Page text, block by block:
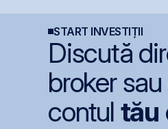
START INVESTIȚII
Discută
broker
contul tău